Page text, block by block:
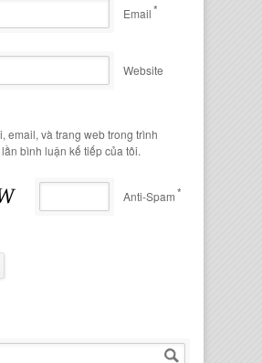
Email*
Website
email, và trang web trong trình
bình luận kế tiếp của tôi.
Anti-Spam*